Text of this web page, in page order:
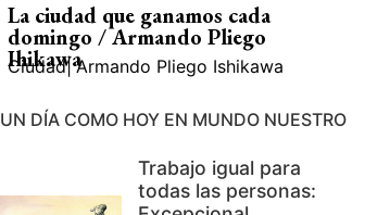
La ciudad que ganamos cada
domingo / Armando Pliego
Ihikawa
Ciudad| Armando Pliego Ishikawa
UN DÍA COMO HOY EN MUNDO NUESTRO
Trabajo igual para
todas las personas: